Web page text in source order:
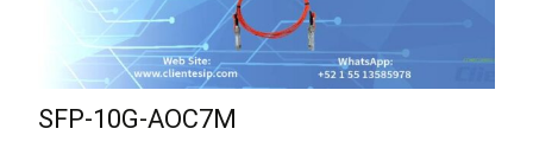
SFP-10G-AOC7M